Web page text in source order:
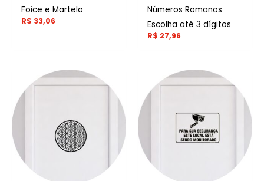
Foice e Martelo
R$ 33,06
Números Romanos
Escolha até 3 dígitos
R$ 27,96